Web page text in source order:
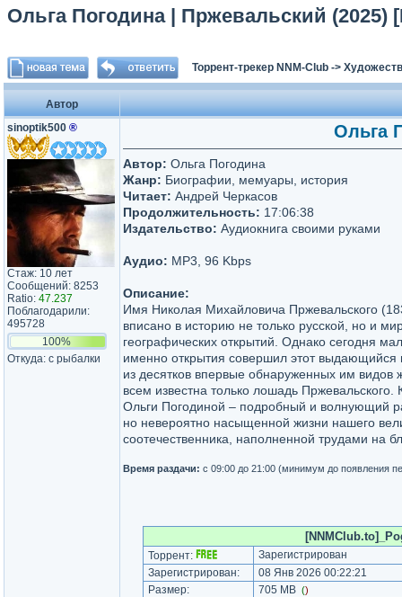
Ольга Погодина | Пржевальский (2025)
Торрент-трекер NNM-Club ->
Автор
sinoptik500 ®
Стаж: 10 лет
Сообщений: 8253
Ratio: 47.237
Поблагодарили:
495728
100%
Откуда: с рыбалки
Ольга
Автор: Ольга Погодина
Жанр: Биографии, мемуары, история
Читает: Андрей Черкасов
Продолжительность: 17:06:38
Издательство: Аудиокнига своими руками
Аудио: MP3, 96 Kbps
Описание:
Имя Николая Михайловича Пржевальского
вписано в историю не только русской, но и
географических открытий. Однако сегодня
именно открытия совершил этот выдающийся
из десятков впервые обнаруженных им видов
всем известна только лошадь Пржевальского.
Ольги Погодиной – подробный и волнующий
но невероятно насыщенной жизни нашего
соотечественника, наполненной трудами на
Время раздачи: с 09:00 до 21:00 (минимум до появления
Торрент:
Зарегистрирован
Зарегистрирован:
08 Янв 2026 00:22:21
Размер:
705 MB ()